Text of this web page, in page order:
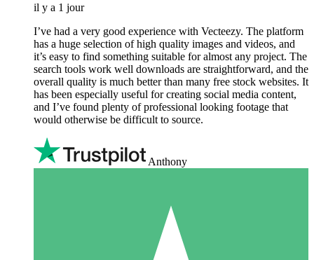
il y a 1 jour
I’ve had a very good experience with Vecteezy. The platform
has a huge selection of high quality images and videos, and
it’s easy to find something suitable for almost any project. The
search tools work well downloads are straightforward, and the
overall quality is much better than many free stock websites. It
has been especially useful for creating social media content,
and I’ve found plenty of professional looking footage that
would otherwise be difficult to source.
Anthony